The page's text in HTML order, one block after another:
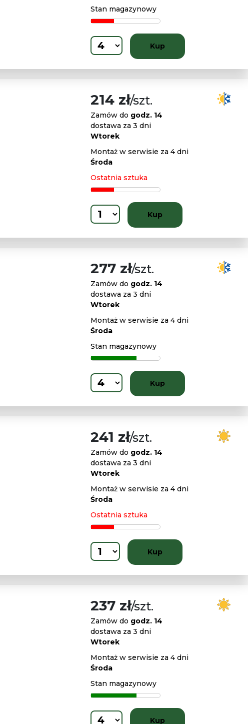
Stan magazynowy
Kup
214 zł/szt.
Zamów do godz. 14
dostawa za 3 dni
Wtorek
Montaż w serwisie za 4 dni
Środa
Ostatnia sztuka
Kup
277 zł/szt.
Zamów do godz. 14
dostawa za 3 dni
Wtorek
Montaż w serwisie za 4 dni
Środa
Stan magazynowy
Kup
241 zł/szt.
Zamów do godz. 14
dostawa za 3 dni
Wtorek
Montaż w serwisie za 4 dni
Środa
Ostatnia sztuka
Kup
237 zł/szt.
Zamów do godz. 14
dostawa za 3 dni
Wtorek
Montaż w serwisie za 4 dni
Środa
Stan magazynowy
Kup